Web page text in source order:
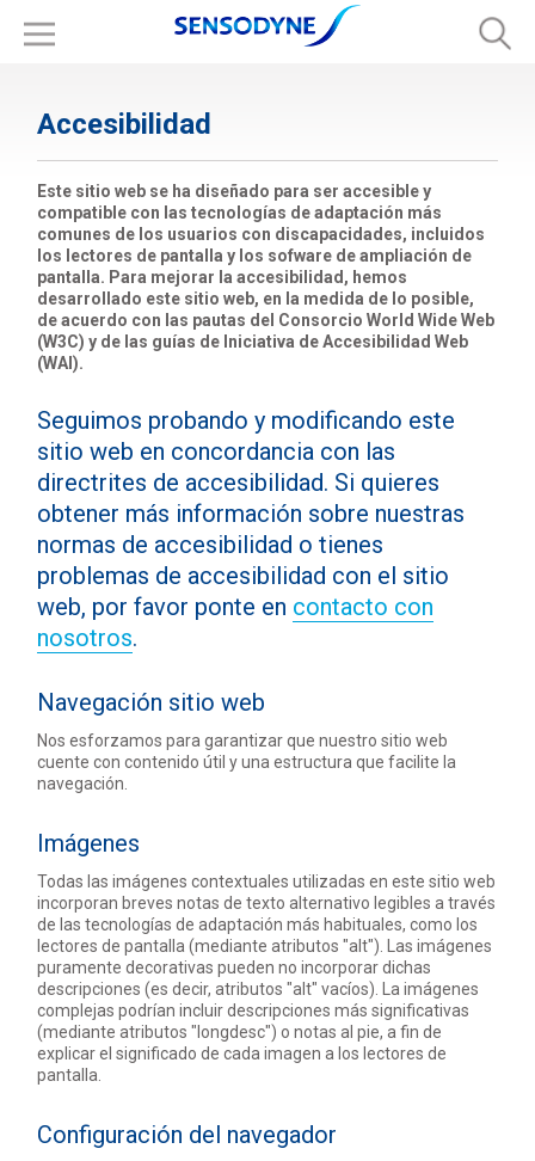
Accesibilidad
Este sitio web se ha diseñado para ser accesible y
compatible con las tecnologías de adaptación más
comunes de los usuarios con discapacidades, incluidos
los lectores de pantalla y los sofware de ampliación de
pantalla. Para mejorar la accesibilidad, hemos
desarrollado este sitio web, en la medida de lo posible,
de acuerdo con las pautas del Consorcio World Wide Web
(W3C) y de las guías de Iniciativa de Accesibilidad Web
(WAI).
Seguimos probando y modificando este
sitio web en concordancia con las
directrites de accesibilidad. Si quieres
obtener más información sobre nuestras
normas de accesibilidad o tienes
problemas de accesibilidad con el sitio
web, por favor ponte en contacto con
nosotros.
Navegación sitio web
Nos esforzamos para garantizar que nuestro sitio web
cuente con contenido útil y una estructura que facilite la
navegación.
Imágenes
Todas las imágenes contextuales utilizadas en este sitio web
incorporan breves notas de texto alternativo legibles a través
de las tecnologías de adaptación más habituales, como los
lectores de pantalla (mediante atributos "alt"). Las imágenes
puramente decorativas pueden no incorporar dichas
descripciones (es decir, atributos "alt" vacíos). La imágenes
complejas podrían incluir descripciones más significativas
(mediante atributos "longdesc") o notas al pie, a fin de
explicar el significado de cada imagen a los lectores de
pantalla.
Configuración del navegador